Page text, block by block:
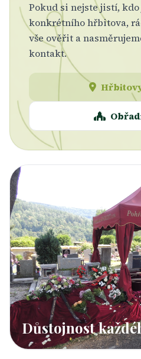
Pokud si nejste jistí,
konkrétního hřbitova,
vše ověřit a
kontakt.
Důstojnost